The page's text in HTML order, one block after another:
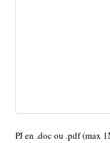
PJ en .doc ou .pdf (max